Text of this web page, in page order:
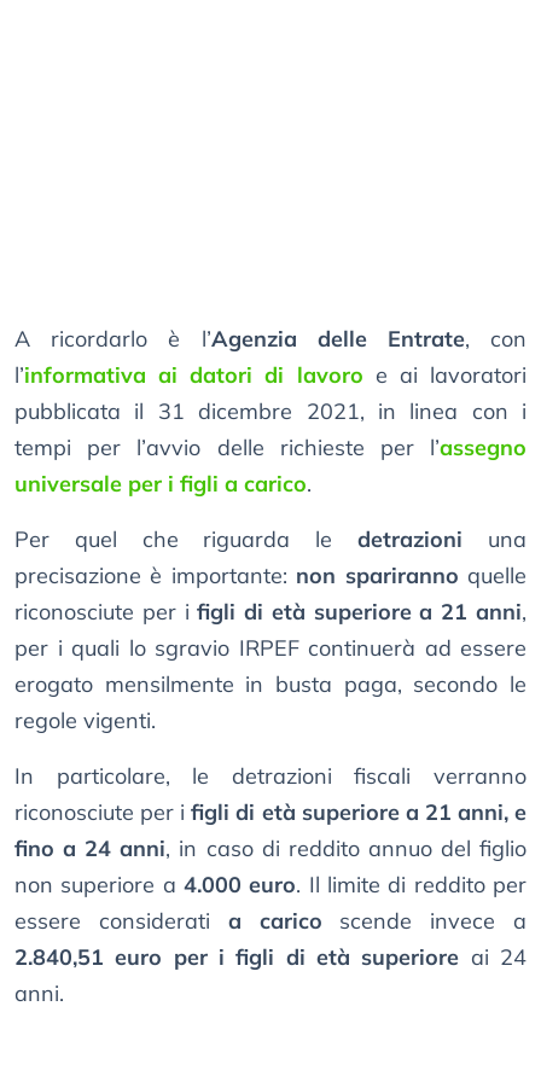
A ricordarlo è l’Agenzia delle Entrate, con
l’informativa ai datori di lavoro e ai lavoratori
pubblicata il 31 dicembre 2021, in linea con i
tempi per l’avvio delle richieste per l’assegno
universale per i figli a carico.
Per quel che riguarda ledetrazioni una
precisazione è importante: non spariranno quelle
riconosciute per ifigli di età superiore a 21 anni,
per i quali lo sgravio IRPEF continuerà ad essere
erogato mensilmente in busta paga, secondo le
regole vigenti.
In particolare, le detrazioni fiscali verranno
riconosciute per ifigli di età superiore a 21 anni, e
fino a 24 anni, in caso di reddito annuo del figlio
non superiore a 4.000 euro. Il limite di reddito per
essere considerati a carico scende invece a
2.840,51 euro per i figli di età superiore ai 24
anni.